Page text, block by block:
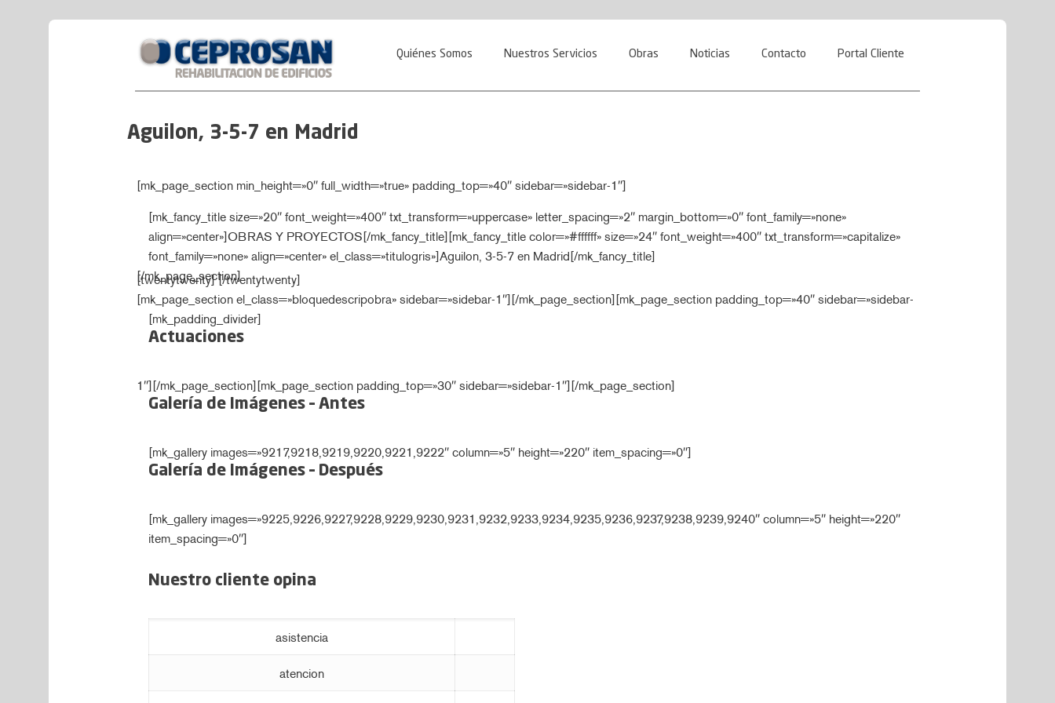
Quiénes Somos Nuestros Servicios Obras Noticias Contacto Portal Cliente
Aguilon, 3-5-7 en Madrid
[mk_page_section min_height=»0″ full_width=»true» padding_top=»40″ sidebar=»sidebar-1″]
[mk_fancy_title size=»20″ font_weight=»400″ txt_transform=»uppercase» letter_spacing=»2″ margin_bottom=»0″ font_family=»none»
align=»center»]OBRAS Y PROYECTOS[/mk_fancy_title][mk_fancy_title color=»#ffffff» size=»24″ font_weight=»400″ txt_transform=»capitalize»
font_family=»none» align=»center» el_class=»titulogris»]Aguilon, 3-5-7 en Madrid[/mk_fancy_title]
[/mk_page_section]
[twentytwenty][/twentytwenty]
[mk_page_section el_class=»bloquedescripobra» sidebar=»sidebar-1″]
[mk_padding_divider]
Actuaciones
[/mk_page_section][mk_page_section padding_top=»40″ sidebar=»sidebar-
1″]
Galería de Imágenes – Antes
[mk_gallery images=»9217,9218,9219,9220,9221,9222″ column=»5″ height=»220″ item_spacing=»0″]
Galería de Imágenes – Después
[mk_gallery images=»9225,9226,9227,9228,9229,9230,9231,9232,9233,9234,9235,9236,9237,9238,9239,9240″ column=»5″ height=»220″
item_spacing=»0″]
[/mk_page_section][mk_page_section padding_top=»30″ sidebar=»sidebar-1″]
Nuestro cliente opina
asistencia
atencion
[/mk_page_section]